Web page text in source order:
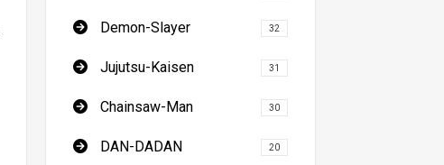
Demon-Slayer 32
Jujutsu-Kaisen 31
Chainsaw-Man 30
DAN-DADAN 20